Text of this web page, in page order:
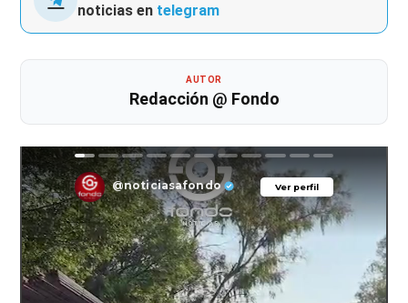
noticias en telegram
AUTOR
Redacción @ Fondo
Ver perfil
@noticiasafondo Ver perfil